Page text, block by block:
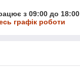
з 09:00 до 18:00
графік роботи